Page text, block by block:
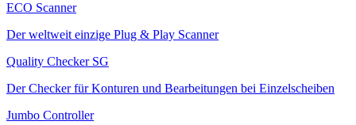
ECO Scanner
Der weltweit einzige Plug & Play Scanner
Quality Checker SG
Der Checker für Konturen und Bearbeitungen bei Einzelscheiben
Jumbo Controller